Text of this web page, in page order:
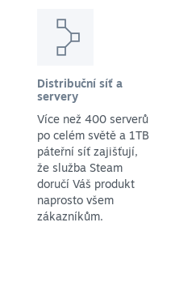
Distribuční síť a
servery
Více než 400 serverů
po celém světě a 1TB
páteřní síť zajišťují,
že služba Steam
doručí Váš produkt
naprosto všem
zákazníkům.